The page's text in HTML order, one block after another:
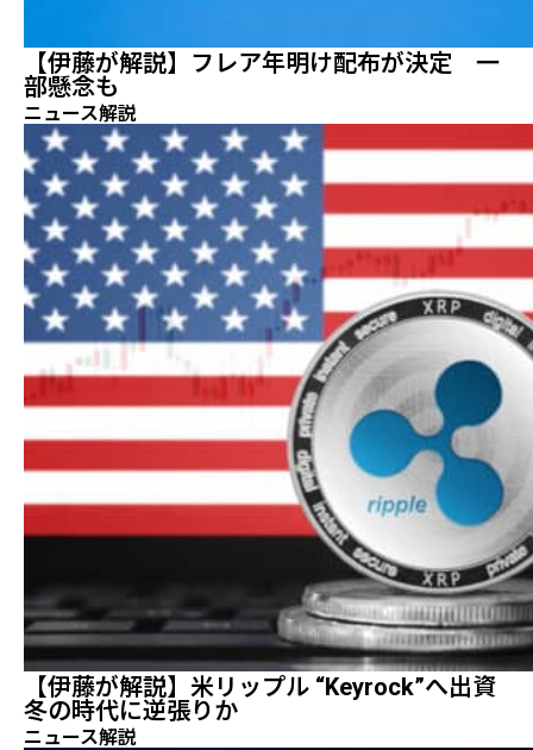
【伊藤が解説】フレア年明け配布が決定 一
部懸念も
ニュース解説
【伊藤が解説】米リップル “Keyrock”へ出資
冬の時代に逆張りか
ニュース解説